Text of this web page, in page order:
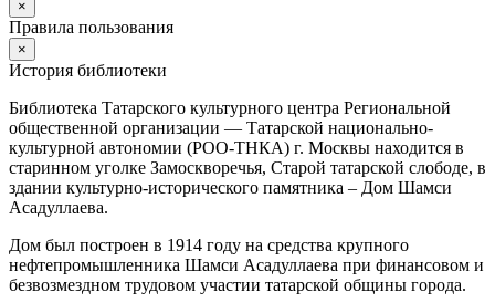
×
Правила пользования
×
История библиотеки
Библиотека Татарского культурного центра Региональной
общественной организации — Татарской национально-
культурной автономии (РОО-ТНКА) г. Москвы находится в
старинном уголке Замоскворечья, Старой татарской слободе, в
здании культурно-исторического памятника – Дом Шамси
Асадуллаева.
Дом был построен в 1914 году на средства крупного
нефтепромышленника Шамси Асадуллаева при финансовом и
безвозмездном трудовом участии татарской общины города.